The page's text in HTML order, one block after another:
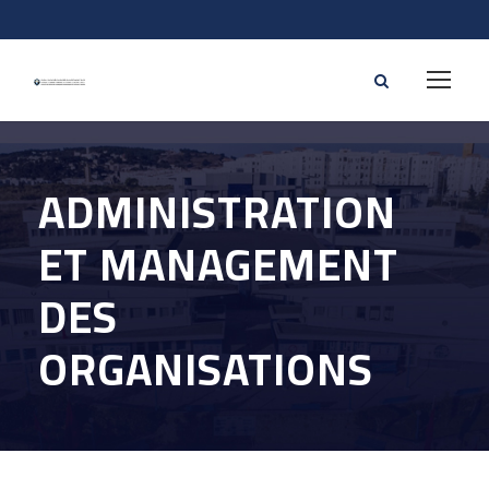
ADMINISTRATION
ET MANAGEMENT
DES
ORGANISATIONS